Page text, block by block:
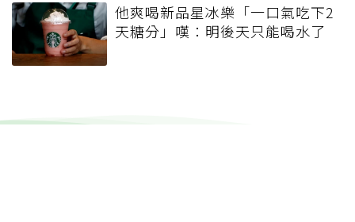
他爽喝新品星冰樂「一口氣吃下2
天糖分」嘆：明後天只能喝水了